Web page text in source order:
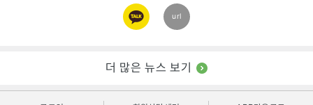
카카오
링크
url
더 많은 뉴스 보기